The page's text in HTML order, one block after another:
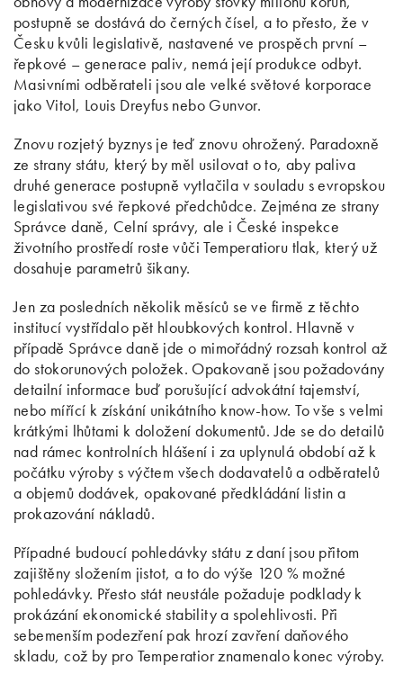
postupně se dostává do černých čísel, a to přesto, že v
Česku kvůli legislativě, nastavené ve prospěch první –
řepkové – generace paliv, nemá její produkce odbyt.
Masivními odběrateli jsou ale velké světové korporace
jako Vitol, Louis Dreyfus nebo Gunvor.
Znovu rozjetý byznys je teď znovu ohrožený. Paradoxně
ze strany státu, který by měl usilovat o to, aby paliva
druhé generace postupně vytlačila v souladu s evropskou
legislativou své řepkové předchůdce. Zejména ze strany
Správce daně, Celní správy, ale i České inspekce
životního prostředí roste vůči Temperatioru tlak, který už
dosahuje parametrů šikany.
Jen za posledních několik měsíců se ve firmě z těchto
institucí vystřídalo pět hloubkových kontrol. Hlavně v
případě Správce daně jde o mimořádný rozsah kontrol až
do stokorunových položek. Opakovaně jsou požadovány
detailní informace buď porušující advokátní tajemství,
nebo mířící k získání unikátního know-how. To vše s velmi
krátkými lhůtami k doložení dokumentů. Jde se do detailů
nad rámec kontrolních hlášení i za uplynulá období až k
počátku výroby s výčtem všech dodavatelů a odběratelů
a objemů dodávek, opakované předkládání listin a
prokazování nákladů.
Případné budoucí pohledávky státu z daní jsou přitom
zajištěny složením jistot, a to do výše 120 % možné
pohledávky. Přesto stát neustále požaduje podklady k
prokázání ekonomické stability a spolehlivosti. Při
sebemenším podezření pak hrozí zavření daňového
skladu, což by pro Temperatior znamenalo konec výroby.